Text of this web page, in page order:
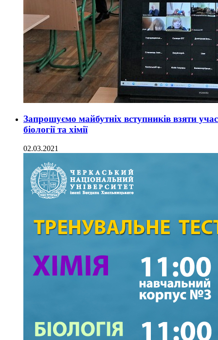
Запрошуємо майбутніх вступників взяти
біології та хімії
02.03.2021